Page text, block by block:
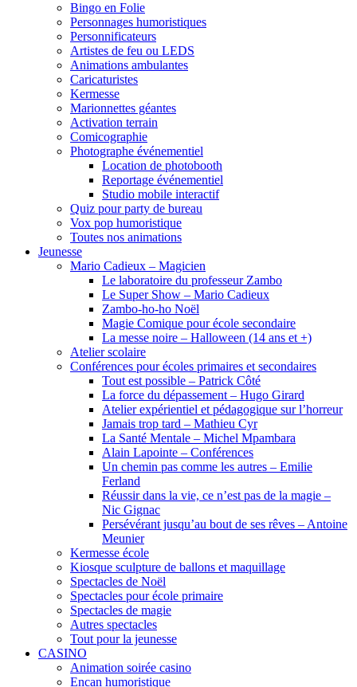
Bingo en Folie
Personnages humoristiques
Personnificateurs
Artistes de feu ou LEDS
Animations ambulantes
Caricaturistes
Kermesse
Marionnettes géantes
Activation terrain
Comicographie
Photographe événementiel
Location de photobooth
Reportage événementiel
Studio mobile interactif
Quiz pour party de bureau
Vox pop humoristique
Toutes nos animations
Jeunesse
Mario Cadieux – Magicien
Le laboratoire du professeur Zambo
Le Super Show – Mario Cadieux
Zambo-ho-ho Noël
Magie Comique pour école secondaire
La messe noire – Halloween (14 ans et +)
Atelier scolaire
Conférences pour écoles primaires et secondaires
Tout est possible – Patrick Côté
La force du dépassement – Hugo Girard
Atelier expérientiel et pédagogique sur l’horreur
Jamais trop tard – Mathieu Cyr
La Santé Mentale – Michel Mpambara
Alain Lapointe – Conférences
Un chemin pas comme les autres – Emilie
Ferland
Réussir dans la vie, ce n’est pas de la magie –
Nic Gignac
Persévérant jusqu’au bout de ses rêves – Antoine
Meunier
Kermesse école
Kiosque sculpture de ballons et maquillage
Spectacles de Noël
Spectacles pour école primaire
Spectacles de magie
Autres spectacles
Tout pour la jeunesse
CASINO
Animation soirée casino
Encan humoristique